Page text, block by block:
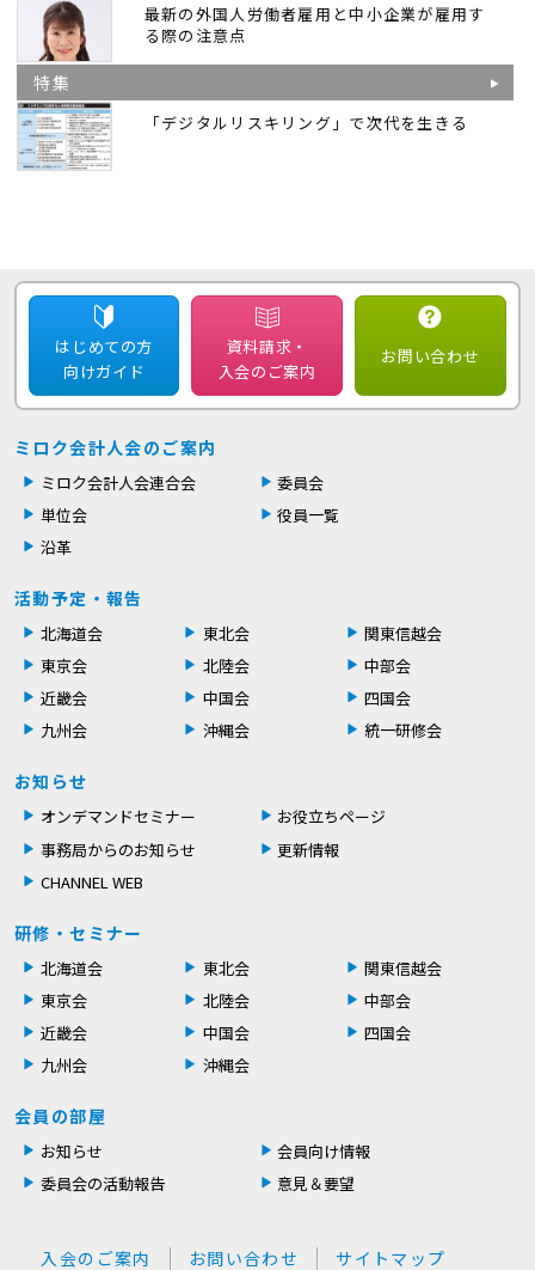
最新の外国人労働者雇用と中小企業が雇用す
る際の注意点
特集
「デジタルリスキリング」で次代を生きる
はじめての方
向けガイド
資料請求・
入会のご案内
お問い合わせ
ミロク会計人会のご案内
ミロク会計人会連合会
委員会
単位会
役員一覧
沿革
活動予定・報告
北海道会 東北会
関東信越会
東京会
北陸会
中部会
近畿会
中国会
四国会
九州会
沖縄会 統一研修会
お知らせ
オンデマンドセミナー
お役立ちページ
事務局からのお知らせ
更新情報
CHANNEL WEB
研修・セミナー
北海道会 東北会
関東信越会
東京会
北陸会
中部会
近畿会
中国会
四国会
九州会
沖縄会
会員の部屋
お知らせ
会員向け情報
委員会の活動報告
意見＆要望
入会のご案内 お問い合わせ サイトマップ